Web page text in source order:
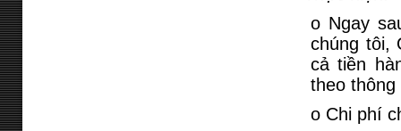
o Ngay
chúng tôi,
cả tiền
theo
o Chi phí